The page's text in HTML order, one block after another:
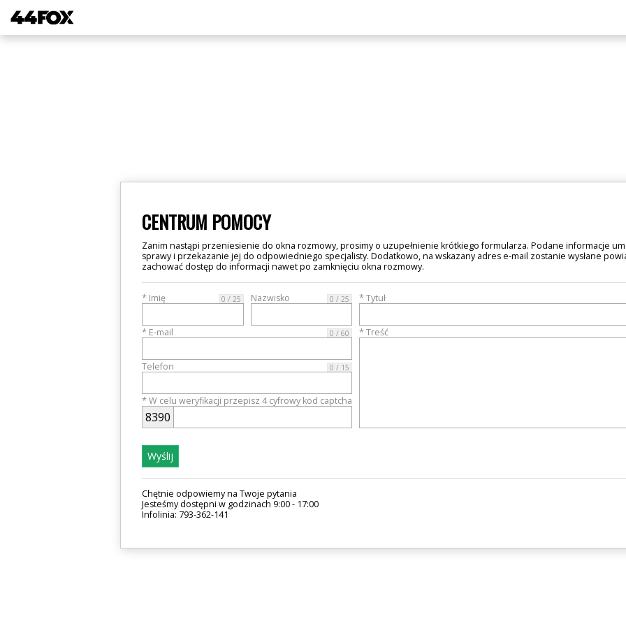
CENTRUM POMOCY
Zanim nastąpi przeniesienie do okna rozmowy, prosimy o uzupełnienie krótkiego formularza. Podane informacje
sprawy i przekazanie jej do odpowiedniego specjalisty. Dodatkowo, na wskazany adres e-mail zostanie wysłane
zachować dostęp do informacji nawet po zamknięciu okna rozmowy.
* Imię 0 / 25 Nazwisko 0 / 25
* E-mail 0 / 60
Telefon 0 / 15
* W celu weryfikacji przepisz 4 cyfrowy kod captcha
8390
* Tytuł
* Treść
Wyślij
Chętnie odpowiemy na Twoje pytania
Jesteśmy dostępni w godzinach 9:00 - 17:00
Infolinia: 793-362-141